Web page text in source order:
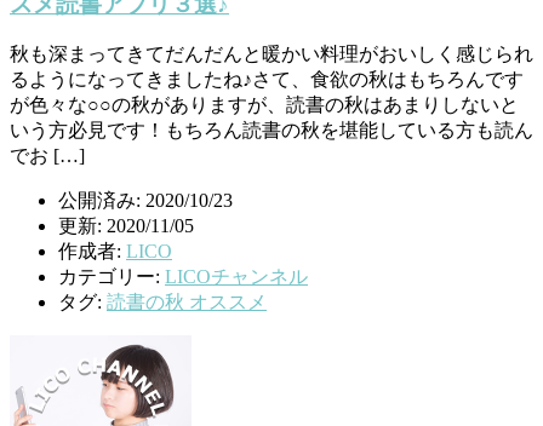
秋も深まってきてだんだんと暖かい料理がおいしく感じられ
るようになってきましたね♪さて、食欲の秋はもちろんです
が色々な○○の秋がありますが、読書の秋はあまりしないと
いう方必見です！もちろん読書の秋を堪能している方も読ん
でお […]
公開済み: 2020/10/23
更新: 2020/11/05
作成者: LICO
カテゴリー: LICOチャンネル
タグ: 読書の秋 オススメ